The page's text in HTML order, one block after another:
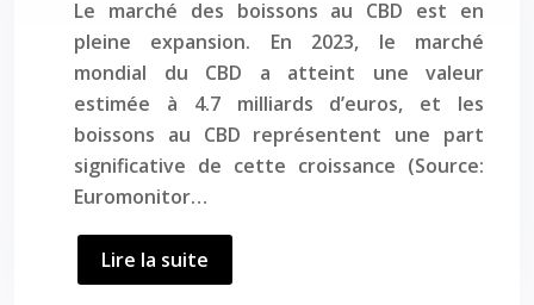
Le marché des boissons au CBD est en
pleine expansion. En 2023, le marché
mondial du CBD a atteint une valeur
estimée à 4.7 milliards d’euros, et les
boissons au CBD représentent une part
significative de cette croissance (Source:
Euromonitor…
Lire la suite